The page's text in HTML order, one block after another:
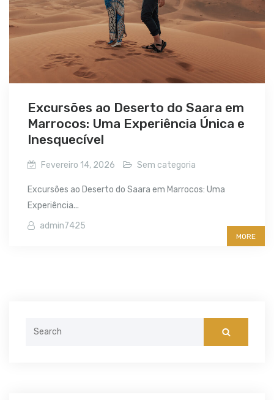
Excursões ao Deserto do Saara em
Marrocos: Uma Experiência Única e
Inesquecível
Fevereiro 14, 2026 Sem categoria
Excursões ao Deserto do Saara em Marrocos: Uma
Experiência...
admin7425
MORE